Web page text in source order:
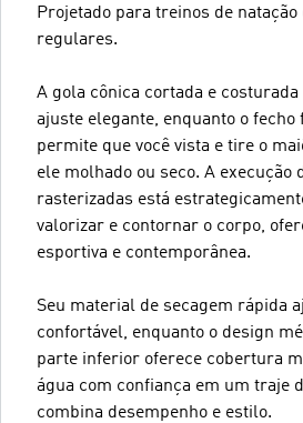
Projetado para treinos de natação
regulares.
A gola cônica cortada e
ajuste elegante, enquanto o
permite que você vista e tire o
ele molhado ou seco. A execução
rasterizadas está
valorizar e contornar o corpo,
esportiva e contemporânea.
Seu material de secagem rápida
confortável, enquanto o design
parte inferior oferece cobertura
água com confiança em um traje
combina desempenho e estilo.